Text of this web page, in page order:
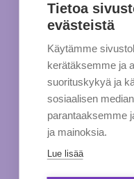
Tietoa
evästeistä
Käytämme
kerätäksemme ja
suorituskykyä ja
sosiaalisen
parantaaksemme
ja mainoksia.
Lue lisää